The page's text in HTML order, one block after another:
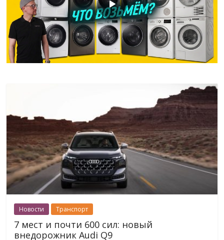
Новости Транспорт
7 мест и почти 600 сил: новый
внедорожник Audi Q9